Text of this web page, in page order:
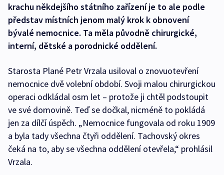
krachu někdejšího státního zařízení je to ale podle
představ místních jenom malý krok k obnovení
bývalé nemocnice. Ta měla původně chirurgické,
interní, dětské a porodnické oddělení.
Starosta Plané Petr Vrzala usiloval o znovuotevření
nemocnice dvě volební období. Svoji malou chirurgickou
operaci odkládal osm let – protože ji chtěl podstoupit
ve své domovině. Teď se dočkal, nicméně to pokládá
jen za dílčí úspěch. „Nemocnice fungovala od roku 1909
a byla tady všechna čtyři oddělení. Tachovský okres
čeká na to, aby se všechna oddělení otevřela,“ prohlásil
Vrzala.